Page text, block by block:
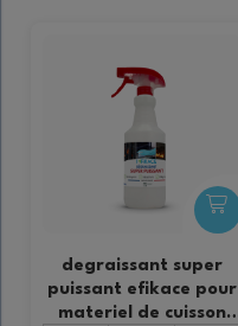
degraissant super
puissant efikace pour
materiel de cuisson